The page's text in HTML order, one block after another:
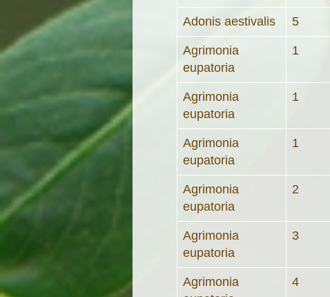
Adonis aestivalis 5
Agrimonia
eupatoria
1
Agrimonia
eupatoria
1
Agrimonia
eupatoria
1
Agrimonia
eupatoria
2
Agrimonia
eupatoria
3
Agrimonia
4